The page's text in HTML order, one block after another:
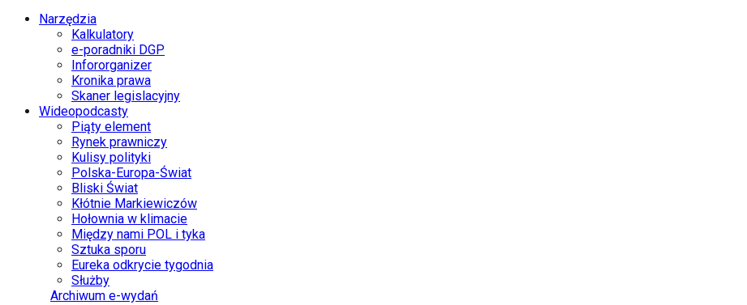
Narzędzia
Kalkulatory
e-poradniki DGP
Infororganizer
Kronika prawa
Skaner legislacyjny
Wideopodcasty
Piąty element
Rynek prawniczy
Kulisy polityki
Polska-Europa-Świat
Bliski Świat
Kłótnie Markiewiczów
Hołownia w klimacie
Między nami POL i tyka
Sztuka sporu
Eureka odkrycie tygodnia
Służby
Archiwum e-wydań